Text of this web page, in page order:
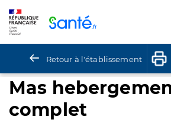
Retour à l'établissement
Mas
complet